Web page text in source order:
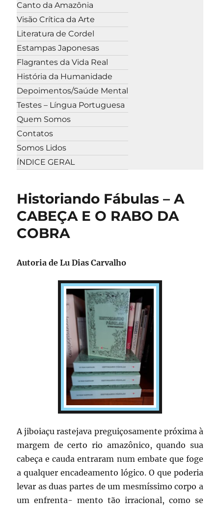
Canto da Amazônia
Visão Crítica da Arte
Literatura de Cordel
Estampas Japonesas
Flagrantes da Vida Real
História da Humanidade
Depoimentos/Saúde Mental
Testes – Língua Portuguesa
Quem Somos
Contatos
Somos Lidos
ÍNDICE GERAL
Historiando Fábulas – A
CABEÇA E O RABO DA
COBRA
Autoria de Lu Dias Carvalho
A jiboiaçu rastejava preguiçosamente próxima à
margem de certo rio amazônico, quando sua
cabeça e cauda entraram num embate que foge
a qualquer encadeamento lógico. O que poderia
levar as duas partes de um mesmíssimo corpo a
um enfrenta- mento tão irracional, como se